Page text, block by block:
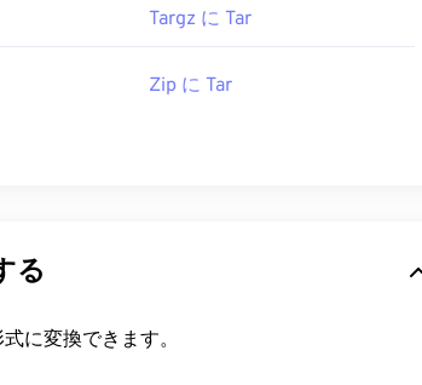
Targz に Tar
Zip に Tar
る
他の形式に変換できます。